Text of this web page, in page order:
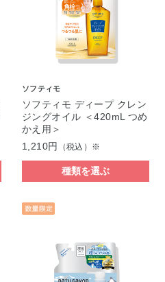
ソフティモ
ソフティモ ディープ クレン
ジングオイル ＜420mL つめ
かえ用＞
1,210円
（税込）※
種類を選ぶ